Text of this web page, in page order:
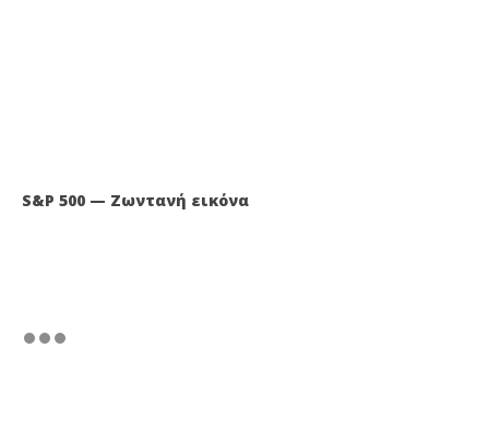
S&P 500 — Ζωντανή εικόνα